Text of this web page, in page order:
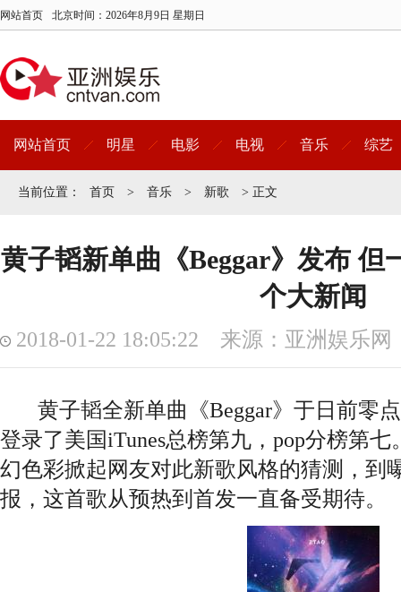
网站首页 北京时间： 2026年8月9日 星期日
网站首页 明星 电影 电视 音乐 综艺
当前位置： 首页 > 音乐 > 新歌 > 正文
黄子韬新单曲《Beggar》发布 但
个大新闻
2018-01-22 18:05:22 来源：亚洲娱乐网
黄子韬全新单曲《Beggar》于日前零
登录了美国iTunes总榜第九，pop分榜第
幻色彩掀起网友对此新歌风格的猜测，到
报，这首歌从预热到首发一直备受期待。